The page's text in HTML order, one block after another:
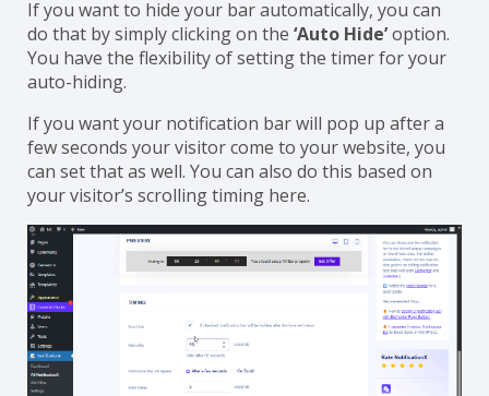
If you want to hide your bar automatically, you can
do that by simply clicking on the ‘Auto Hide’option.
You have the flexibility of setting the timer for your
auto-hiding.
If you want your notification bar will pop up after a
few seconds your visitor come to your website, you
can set that as well. You can also do this based on
your visitor’s scrolling timing here.